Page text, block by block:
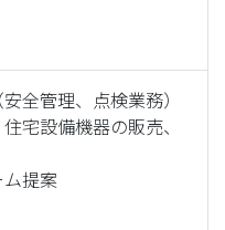
全管理、点検業務）
宅設備機器の販売、
提案